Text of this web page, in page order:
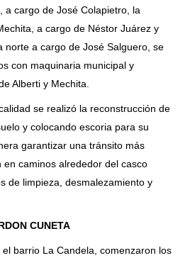
a cargo de José Colapietro, la
a cargo de Néstor Juárez y
norte a cargo de José Salguero, se
con maquinaria municipal y
Alberti y Mechita.
se realizó la reconstrucción de
y colocando escoria para su
garantizar una tránsito más
caminos alrededor del casco
de limpieza, desmalezamiento y
CUNETA
barrio La Candela, comenzaron los